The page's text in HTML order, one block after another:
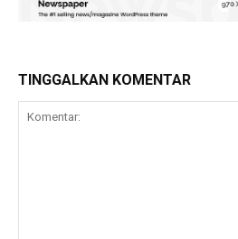
TINGGALKAN KOMENTAR